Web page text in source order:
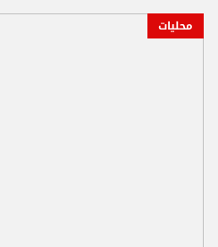
محليات